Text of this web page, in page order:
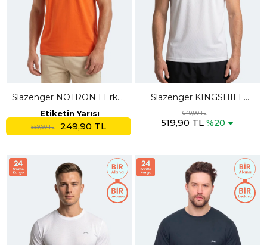
Slazenger NOTRON I Erkek
Turuncu Tişört
Etiketin Yarısı
559,90 TL 249,90 TL
Slazenger KINGSHILL
Erkek Beyaz Tişört
649,90 TL
519,90 TL %20